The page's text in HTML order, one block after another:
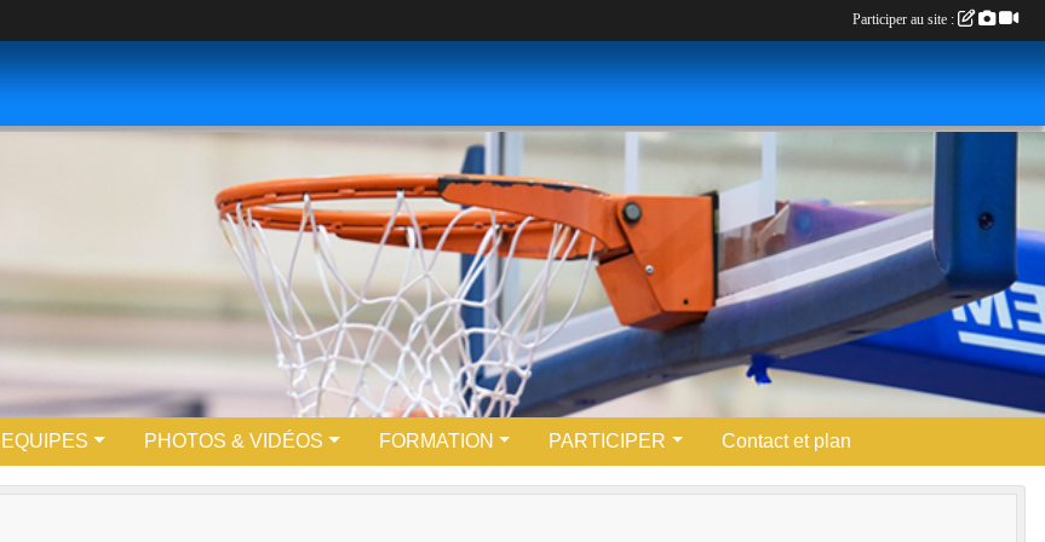
EQUIPES PHOTOS & VIDÉOS FORMATION PARTICIPER Contact et plan
Participer au site :